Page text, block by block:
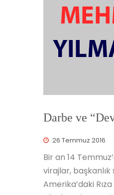
Darbe ve
26 Temmuz 2016
Bir an 14
virajlar,
Amerika’daki